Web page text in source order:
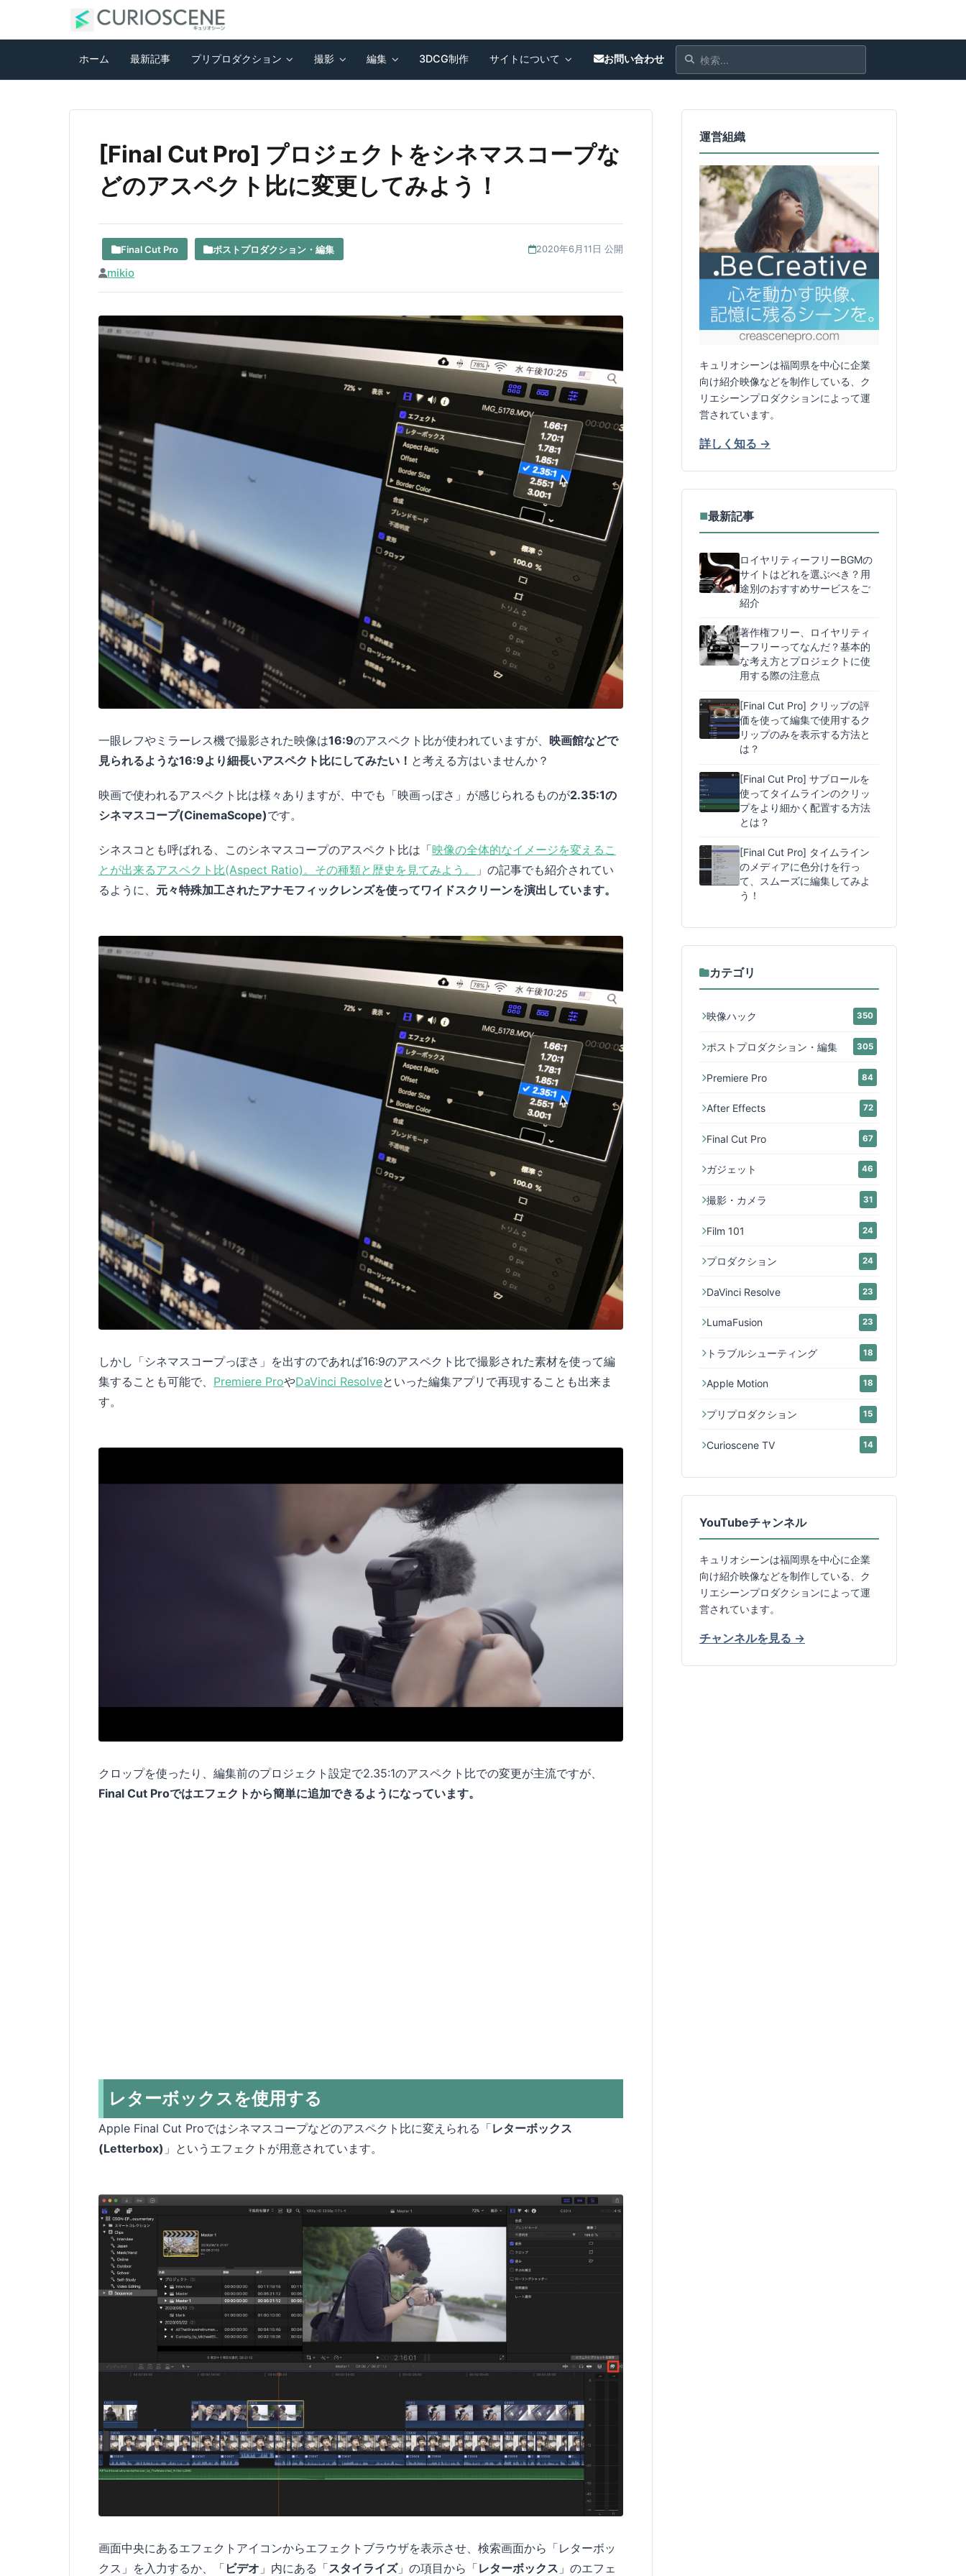
ホーム 最新記事 プリプロダクション 撮影 編集 3DCG制作 サイトについて お問い合わせ
[Final Cut Pro] プロジェクトをシネマスコープな
どのアスペクト比に変更してみよう！
Final Cut Pro ポストプロダクション・編集 2020年6月11日 公開
mikio
一眼レフやミラーレス機で撮影された映像は16:9のアスペクト比が使われていますが、 映画館などで
見られるような16:9より細長いアスペクト比にしてみたい！ と考える方はいませんか？
映画で使われるアスペクト比は様々ありますが、中でも「映画っぽさ」が感じられるものが2.35:1の
シネマスコープ(CinemaScope)です。
シネスコとも呼ばれる、このシネマスコープのアスペクト比は「映像の全体的なイメージを変えるこ
とが出来るアスペクト比(Aspect Ratio)。その種類と歴史を見てみよう。
」の記事でも紹介されてい
るように、 元々特殊加工されたアナモフィックレンズを使ってワイドスクリーンを演出しています。
しかし「シネマスコープっぽさ」を出すのであれば16:9のアスペクト比で撮影された素材を使って編
集することも可能で、 Premiere ProやDaVinci Resolveといった編集アプリで再現することも出来ま
す。
クロップを使ったり、編集前のプロジェクト設定で2.35:1のアスペクト比での変更が主流ですが、
Final Cut Proではエフェクトから簡単に追加できるようになっています。
レターボックスを使用する
Apple Final Cut Proではシネマスコープなどのアスペクト比に変えられる「レターボックス
(Letterbox) 」というエフェクトが用意されています。
画面中央にあるエフェクトアイコンからエフェクトブラウザを表示させ、検索画面から「レターボッ
クス」を入力するか、「 ビデオ 」内にある「スタイライズ」の項目から「レターボックス 」のエフェ
運営組織
キュリオシーンは福岡県を中心に企業
向け紹介映像などを制作している、ク
リエシーンプロダクションによって運
営されています。
詳しく知る →
■最新記事
ロイヤリティーフリーBGMの
サイトはどれを選ぶべき？用
途別のおすすめサービスをご
紹介
著作権フリー、ロイヤリティ
ーフリーってなんだ？基本的
な考え方とプロジェクトに使
用する際の注意点
[Final Cut Pro] クリップの評
価を使って編集で使用するク
リップのみを表示する方法と
は？
[Final Cut Pro] サブロールを
使ってタイムラインのクリッ
プをより細かく配置する方法
とは？
[Final Cut Pro] タイムライン
のメディアに色分けを行っ
て、スムーズに編集してみよ
う！
カテゴリ
映像ハック 350
ポストプロダクション・編集 305
Premiere Pro 84
After Effects 72
Final Cut Pro 67
ガジェット 46
撮影・カメラ 31
Film 101 24
プロダクション 24
DaVinci Resolve 23
LumaFusion 23
トラブルシューティング 18
Apple Motion 18
プリプロダクション 15
Curioscene TV 14
YouTubeチャンネル
キュリオシーンは福岡県を中心に企業
向け紹介映像などを制作している、ク
リエシーンプロダクションによって運
営されています。
チャンネルを見る →